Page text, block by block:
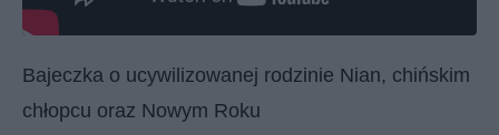
Bajeczka o ucywilizowanej rodzinie Nian, chińskim
chłopcu oraz Nowym Roku